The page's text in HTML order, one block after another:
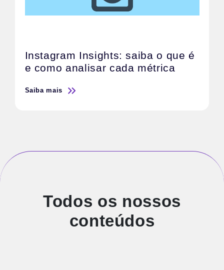
Instagram Insights: saiba o que é
e como analisar cada métrica
Saiba mais
Todos os nossos
conteúdos